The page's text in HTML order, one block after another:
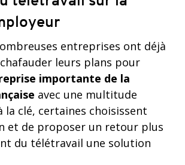
entreprises ont déjà
leurs plans pour
importante de la
avec une multitude
la clé, certaines choisissent
et de proposer un retour plus
du télétravail une solution